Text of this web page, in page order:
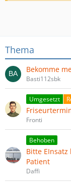
Thema
Bekomme
Basti112sbk
Umgesetzt
Fronti
Behoben
Bitte
Patient
Daffi